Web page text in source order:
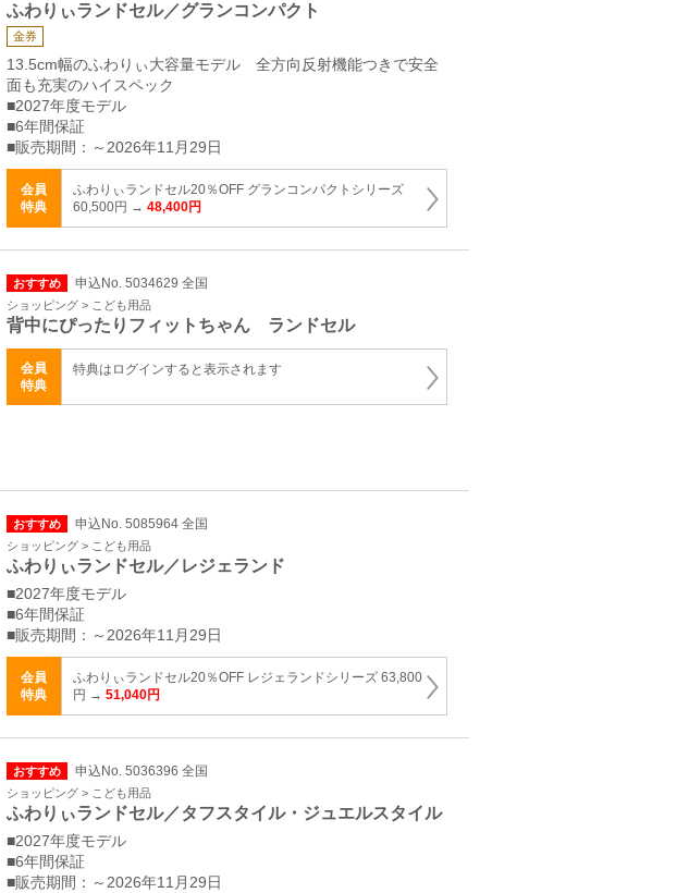
ふわりぃランドセル／グランコンパクト
金券
13.5cm幅のふわりぃ大容量モデル 全方向反射機能つきで安全
面も充実のハイスペック
■2027年度モデル
■6年間保証
■販売期間：～2026年11月29日
会員
特典
ふわりぃランドセル20％OFF グランコンパクトシリーズ
60,500円 → 48,400円
おすすめ 申込No. 5034629 全国
ショッピング > こども用品
背中にぴったりフィットちゃん ランドセル
会員
特典
特典はログインすると表示されます
おすすめ 申込No. 5085964 全国
ショッピング > こども用品
ふわりぃランドセル／レジェランド
■2027年度モデル
■6年間保証
■販売期間：～2026年11月29日
会員
特典
ふわりぃランドセル20％OFF レジェランドシリーズ 63,800
円 → 51,040円
おすすめ 申込No. 5036396 全国
ショッピング > こども用品
ふわりぃランドセル／タフスタイル・ジュエルスタイル
■2027年度モデル
■6年間保証
■販売期間：～2026年11月29日